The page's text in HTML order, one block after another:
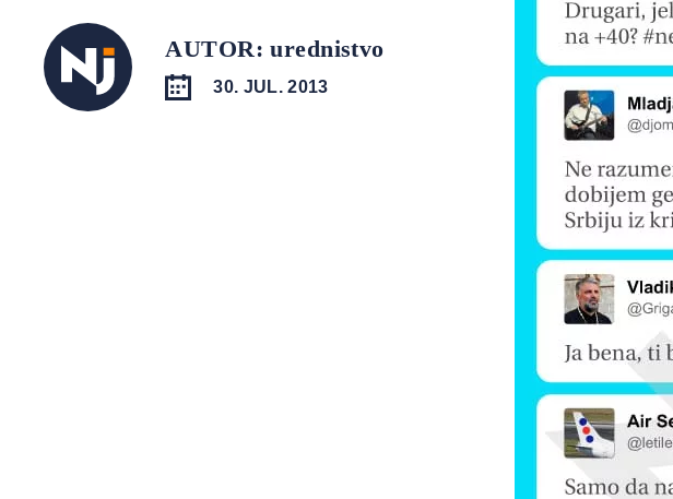
AUTOR: urednistvo
30. JUL. 2013